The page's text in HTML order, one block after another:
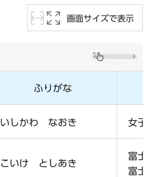
画面サイズで表示
ふりがな
いしかわ なおき 女子
こいけ としあき
富
富